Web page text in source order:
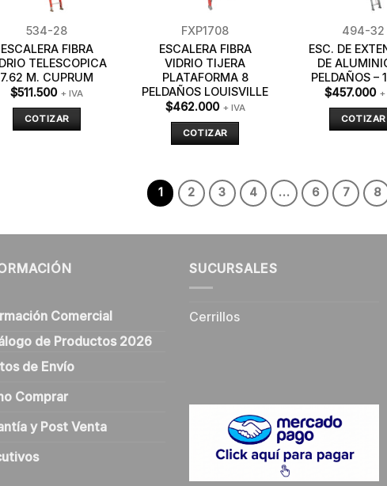
534-28
ESCALERA FIBRA
TELESCOPICA
7.62 M. CUPRUM
$511.500 + IVA
COTIZAR
FXP1708
ESCALERA FIBRA
VIDRIO TIJERA
PLATAFORMA 8
PELDAÑOS LOUISVILLE
$462.000 + IVA
COTIZAR
494-32
ESC. DE
DE
PELDAÑOS –
$457.000 +
COTIZAR
1 2 3 4 … 6 7 8
Comercial
de Productos 2026
de Envío
Comprar
y Post Venta
SUCURSALES
Cerrillos